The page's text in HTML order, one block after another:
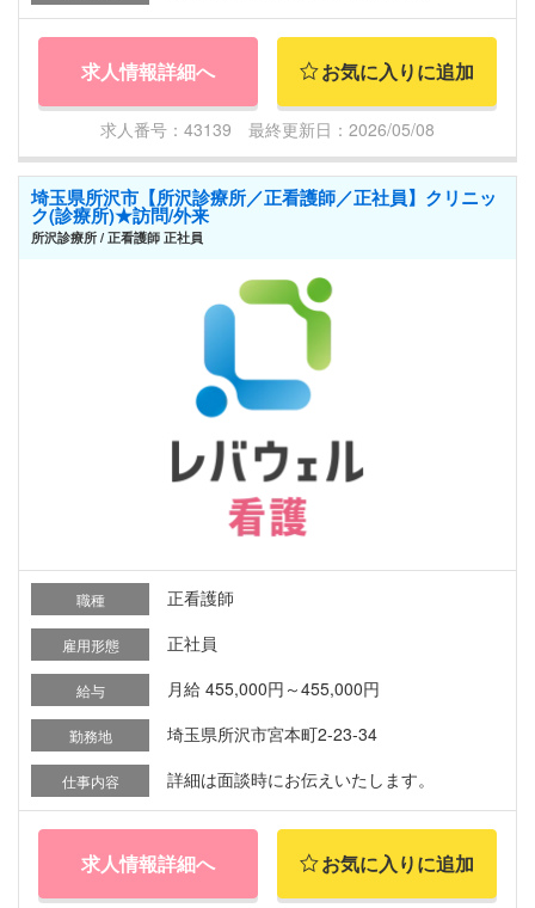
求人情報詳細へ お気に入りに追加
求人番号：43139 最終更新日：2026/05/08
埼玉県所沢市【所沢診療所／正看護師／正社員】クリニッ
ク(診療所)★訪問/外来
所沢診療所 / 正看護師 正社員
職種 正看護師
雇用形態 正社員
給与 月給 455,000円～455,000円
勤務地 埼玉県所沢市宮本町2-23-34
仕事内容 詳細は面談時にお伝えいたします。
求人情報詳細へ お気に入りに追加